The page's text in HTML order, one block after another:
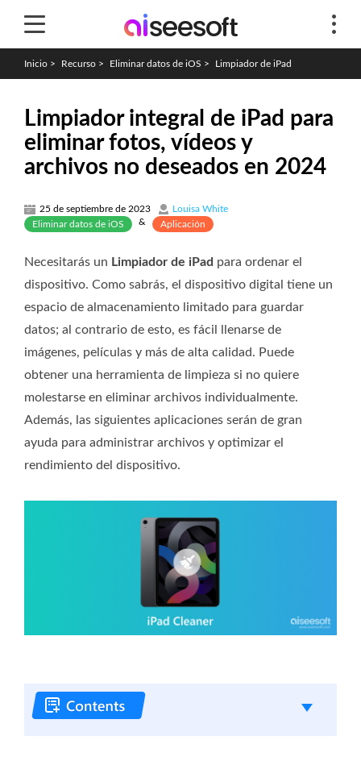
Inicio > Recurso > Eliminar datos de iOS > Limpiador de iPad
Limpiador integral de iPad para
eliminar fotos, vídeos y
archivos no deseados en 2024
25 de septiembre de 2023
Louisa White
Eliminar datos de iOS
& Aplicación
Necesitarás un Limpiador de iPad para ordenar el
dispositivo. Como sabrás, el dispositivo digital tiene un
espacio de almacenamiento limitado para guardar
datos; al contrario de esto, es fácil llenarse de
imágenes, películas y más de alta calidad. Puede
obtener una herramienta de limpieza si no quiere
molestarse en eliminar archivos individualmente.
Además, las siguientes aplicaciones serán de gran
ayuda para administrar archivos y optimizar el
rendimiento del dispositivo.